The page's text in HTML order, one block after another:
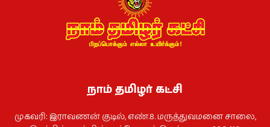
நாம் தமிழர் கட்சி
முகவரி: இராவணன் குடில், எண்.8. மருத்துவமனை சாலை,